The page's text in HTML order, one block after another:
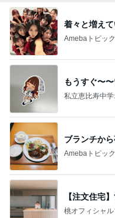
着々と増え
Amebaトピッ
もうすぐ〜
私立恵比寿中学
ブランチか
Amebaトピッ
【注文住宅
桃オフィシャ